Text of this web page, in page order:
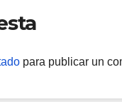
para publicar un